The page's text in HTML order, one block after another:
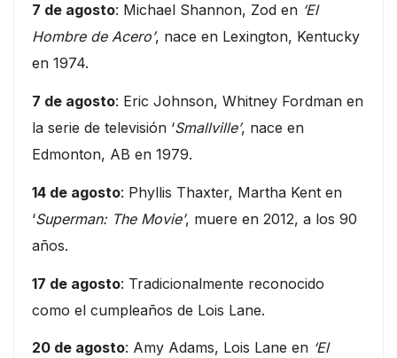
7 de agosto: Michael Shannon, Zod en ‘El
Hombre de Acero’, nace en Lexington, Kentucky
en 1974.
7 de agosto: Eric Johnson, Whitney Fordman en
la serie de televisión ‘Smallville’, nace en
Edmonton, AB en 1979.
14 de agosto: Phyllis Thaxter, Martha Kent en
‘Superman: The Movie’, muere en 2012, a los 90
años.
17 de agosto: Tradicionalmente reconocido
como el cumpleaños de Lois Lane.
20 de agosto: Amy Adams, Lois Lane en ‘El